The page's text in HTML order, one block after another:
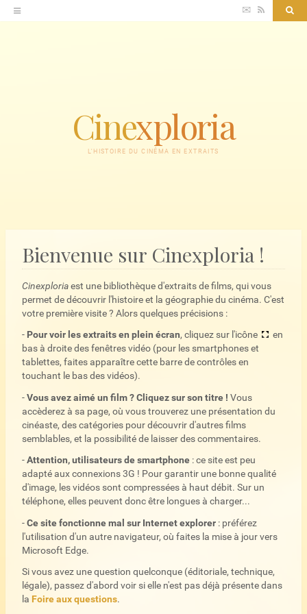
Accéder
au
✉ RSS
Cinexploria
L'HISTOIRE DU CINÉMA EN EXTRAITS
Bienvenue sur Cinexploria !
Cinexploriaest une bibliothèque d'extraits de films, qui vous
permet de découvrir l'histoire et la géographie du cinéma. C'est
votre première visite ? Alors quelques précisions :
- Pour voir les extraits en plein écran, cliquez sur l'icône
en
bas à droite des fenêtres vidéo (pour les smartphones et
tablettes, faites apparaître cette barre de contrôles en
touchant le bas des vidéos).
-Vous avez aimé un film ? Cliquez sur son titre ! Vous
accèderez à sa page, où vous trouverez une présentation du
cinéaste, des catégories pour découvrir d'autres films
semblables, et la possibilité de laisser des commentaires.
-Attention, utilisateurs de smartphone : ce site est peu
adapté aux connexions 3G ! Pour garantir une bonne qualité
d'image, les vidéos sont compressées à haut débit. Sur un
téléphone, elles peuvent donc être longues à charger...
-Ce site fonctionne mal sur Internet explorer : préférez
l'utilisation d'un autre navigateur, où faites la mise à jour vers
Microsoft Edge.
Si vous avez une question quelconque (éditoriale, technique,
légale), passez d'abord voir si elle n'est pas déjà présente dans
la Foire aux questions.